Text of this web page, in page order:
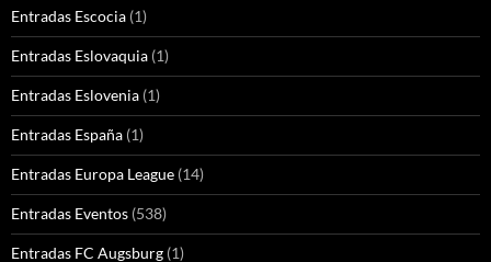
Entradas Escocia (1)
Entradas Eslovaquia (1)
Entradas Eslovenia (1)
Entradas España (1)
Entradas Europa League (14)
Entradas Eventos (538)
Entradas FC Augsburg (1)